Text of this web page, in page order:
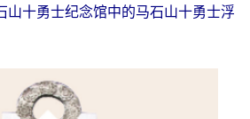
山十勇士纪念馆中的马石山十勇士浮